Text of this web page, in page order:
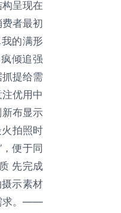
呈现在
者最初
的满形
倾追强
提给需
优用中
布显示
拍照时
便于同
先完成
示素材
求。——